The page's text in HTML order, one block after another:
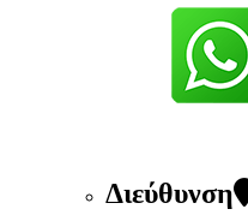
Διεύθυνση